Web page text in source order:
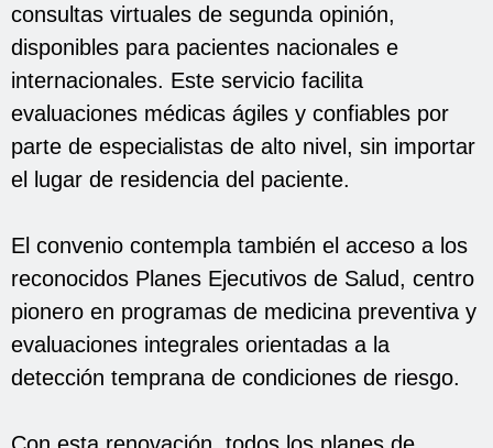
consultas virtuales de segunda opinión,
disponibles para pacientes nacionales e
internacionales. Este servicio facilita
evaluaciones médicas ágiles y confiables por
parte de especialistas de alto nivel, sin importar
el lugar de residencia del paciente.
El convenio contempla también el acceso a los
reconocidos Planes Ejecutivos de Salud, centro
pionero en programas de medicina preventiva y
evaluaciones integrales orientadas a la
detección temprana de condiciones de riesgo.